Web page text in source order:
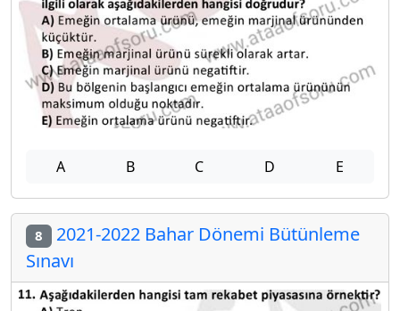
A B C D E
8 2021-2022 Bahar Dönemi Bütünleme
Sınavı